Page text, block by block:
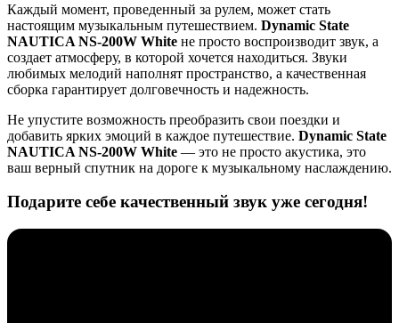
Каждый момент, проведенный за рулем, может стать
настоящим музыкальным путешествием. Dynamic State
NAUTICA NS-200W White не просто воспроизводит звук, а
создает атмосферу, в которой хочется находиться. Звуки
любимых мелодий наполнят пространство, а качественная
сборка гарантирует долговечность и надежность.
Не упустите возможность преобразить свои поездки и
добавить ярких эмоций в каждое путешествие. Dynamic State
NAUTICA NS-200W White — это не просто акустика, это
ваш верный спутник на дороге к музыкальному наслаждению.
Подарите себе качественный звук уже сегодня!